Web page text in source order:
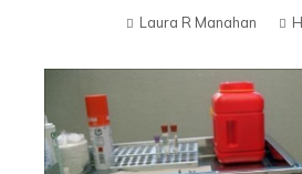
Laura R Manahan